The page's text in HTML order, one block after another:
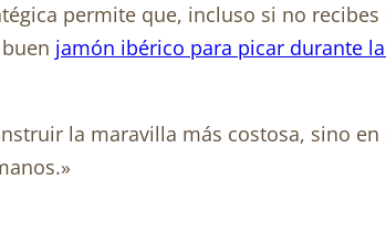
permite que, incluso si no
jamón ibérico para picar durante
la maravilla más costosa, sino